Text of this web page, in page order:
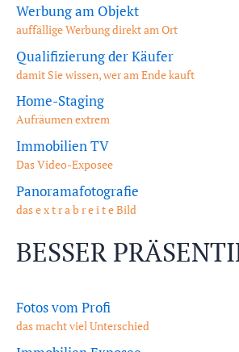
Werbung am Objekt
auffällige Werbung direkt am Ort
Qualifizierung der Käufer
damit Sie wissen, wer am Ende kauft
Home-Staging
Aufräumen extrem
Immobilien TV
Das Video-Exposee
Panoramafotografie
das e x t r a b r e i t e Bild
BESSER
Fotos vom Profi
das macht viel Unterschied